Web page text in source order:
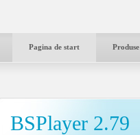
Pagina de start Produse
BSPlayer 2.79